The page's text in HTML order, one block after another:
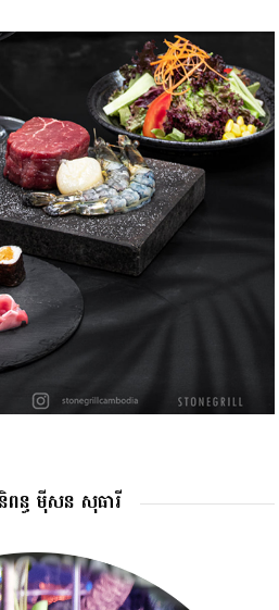
ពន្ធ ម៉ីសន សុធារី